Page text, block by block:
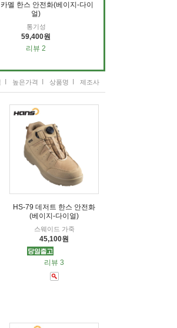
멜 한스 안전화(베이지-다이
얼)
통기성
59,400원
리뷰 2
높은가격 상품명 제조사
HS-79 데저트 한스 안전화
(베이지-다이얼)
스웨이드 가죽
45,100원
리뷰 3